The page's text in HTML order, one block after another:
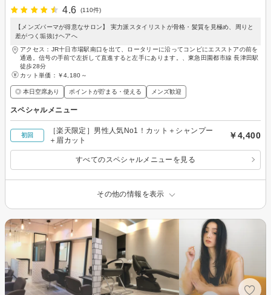
4.6
(110件)
【メンズパーマが得意なサロン】 実力派スタイリストが骨格・髪質を見極め、周りと
差がつく垢抜けヘアへ
アクセス：JR十日市場駅南口を出て、ロータリーに沿ってコンビにエスストアの前を
通過。信号の手前で左折して直進すると左手にあります。、東急田園都市線 長津田駅
徒歩28分
カット単価： ￥4,180～
◎ 本日空席あり ポイントが貯まる・使える メンズ歓迎
スペシャルメニュー
初回
［楽天限定］男性人気No1！カット＋シャンプー
＋眉カット
￥4,400
すべてのスペシャルメニューを見る
その他の情報を表示